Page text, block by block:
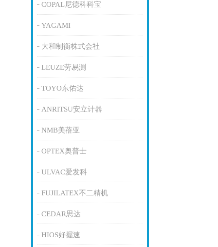
COPAL尼德科科宝
YAGAMI
大和制衡株式会社
LEUZE劳易测
TOYO东佑达
ANRITSU安立计器
NMB美蓓亚
OPTEX奥普士
ULVAC爱发科
FUJILATEX不二精机
CEDAR思达
HIOS好握速